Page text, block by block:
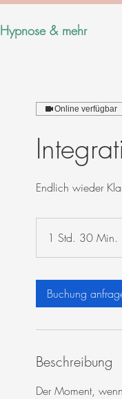
Hypnose & mehr
Online verfügbar
Endlich wieder
1 Std. 30 Min.
.
Buchung
Beschreibung
Der Moment,